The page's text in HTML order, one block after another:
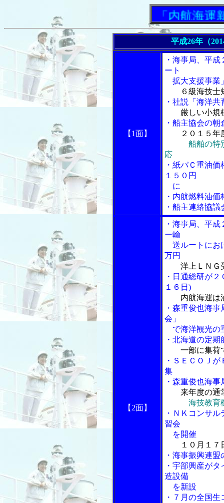
「内航海運新聞
平成26年（
【1面】
・海事局、平
ート
拡大支援事業
６級海技士
・社説「海洋
厳しい小規
・船主協会の
２０１５
船舶の特
応
・紙パＣ重油
１５０円
に
・内航燃料油
・船主連絡協
【2面】
・海事局、平
ー輸
送ルートにお
万円
洋上ＬＮＧ
・日通総研が
１６日)
内航海運は
・森重俊也海
会」
で海洋観光の
・北海道の定
一部に集荷
・ＳＥＣＯＪ
集
・森重俊也海
来年度の
海技教育
・ＮＫコンサ
習会
を開催
１０月１
・海事振興連
・宇部興産が
造設備
を新設
・７月の全国